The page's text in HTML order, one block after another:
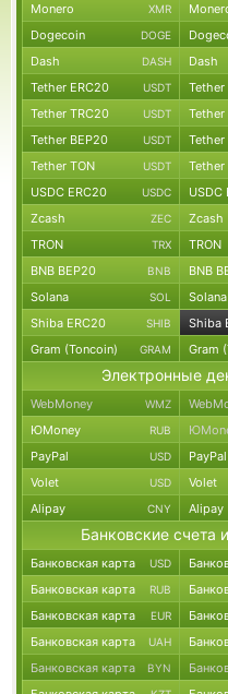
Monero XMR
Dogecoin DOGE
Dash DASH Dash
Tether ERC20 USDT Tether
Tether TRC20 USDT Tether
Tether BEP20 USDT Tether
Tether TON USDT Tether
USDC ERC20 USDC USDC
Zcash ZEC Zcash
TRON TRX TRON
BNB BEP20 BNB BNB
Solana SOL Solana
Shiba ERC20 SHIB Shiba
Gram (Toncoin) GRAM Gram
Электронные
WebMoney WMZ
ЮMoney RUB
PayPal USD PayPal
Volet USD Volet
Alipay CNY Alipay
Банковские счета
Банковская карта USD
Банковская карта RUB
Банковская карта EUR
Банковская карта UAH
Банковская карта BYN